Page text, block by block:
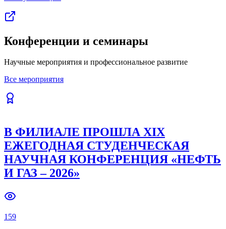
Конференции и семинары
Научные мероприятия и профессиональное развитие
Все мероприятия
В ФИЛИАЛЕ ПРОШЛА XIX
ЕЖЕГОДНАЯ СТУДЕНЧЕСКАЯ
НАУЧНАЯ КОНФЕРЕНЦИЯ «НЕФТЬ
И ГАЗ – 2026»
159